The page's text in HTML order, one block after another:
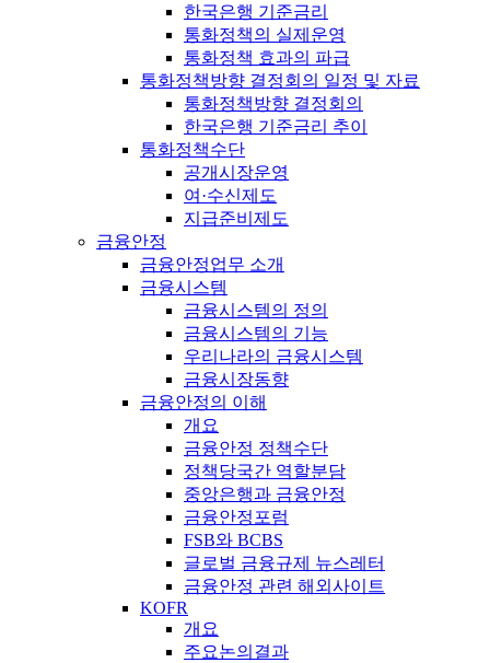
한국은행 기준금리
통화정책의 실제운영
통화정책 효과의 파급
통화정책방향 결정회의 일정 및 자료
통화정책방향 결정회의
한국은행 기준금리 추이
통화정책수단
공개시장운영
여·수신제도
지급준비제도
금융안정
금융안정업무 소개
금융시스템
금융시스템의 정의
금융시스템의 기능
우리나라의 금융시스템
금융시장동향
금융안정의 이해
개요
금융안정 정책수단
정책당국간 역할분담
중앙은행과 금융안정
금융안정포럼
FSB와 BCBS
글로벌 금융규제 뉴스레터
금융안정 관련 해외사이트
KOFR
개요
주요논의결과